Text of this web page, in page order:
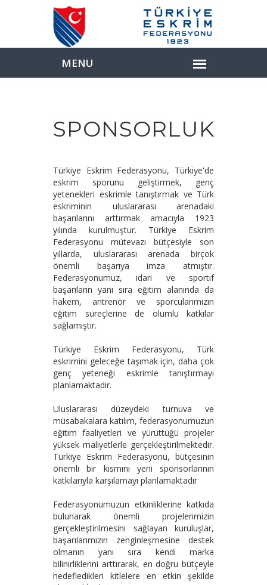
SPONSORLUK
Türkiye Eskrim Federasyonu, Türkiye'de
eskrim sporunu geliştirmek, genç
yetenekleri eskrimle tanıştırmak ve Türk
eskriminin uluslararası arenadaki
başarılarını arttırmak amacıyla 1923
yılında kurulmuştur. Türkiye Eskrim
Federasyonu mütevazı bütçesiyle son
yıllarda, uluslararası arenada birçok
önemli başarıya imza atmıştır.
Federasyonumuz, idari ve sportif
başarıların yanı sıra eğitim alanında da
hakem, antrenör ve sporcularımızın
eğitim süreçlerine de olumlu katkılar
sağlamıştır.
Türkiye Eskrim Federasyonu, Türk
eskrimini geleceğe taşımak için, daha çok
genç yeteneği eskrimle tanıştırmayı
planlamaktadır.
Uluslararası düzeydeki turnuva ve
müsabakalara katılım, federasyonumuzun
eğitim faaliyetleri ve yürüttüğü projeler
yüksek maliyetlerle gerçekleştirilmektedir.
Türkiye Eskrim Federasyonu, bütçesinin
önemli bir kısmını yeni sponsorlarının
katkılarıyla karşılamayı planlamaktadır
Federasyonumuzun etkinliklerine katkıda
bulunarak önemli projelerimizin
gerçekleştirilmesini sağlayan kuruluşlar,
başarılarımızın zenginleşmesine destek
olmanın yanı sıra kendi marka
bilinirliklerini arttırarak, en doğru bütçeyle
hedefledikleri kitlelere en etkin şekilde